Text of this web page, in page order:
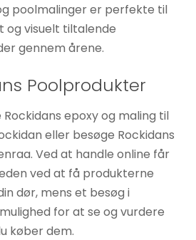
poolmalinger er perfekte til
og visuelt tiltalende
gennem årene.
Poolprodukter
epoxy og maling til
eller besøge Rockidans
Ved at handle online får
ved at få produkterne
dør, mens et besøg i
for at se og vurdere
køber dem.